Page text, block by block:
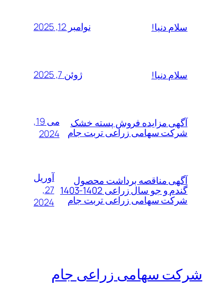
سلام دنیا! نوامبر 12, 2025
سلام دنیا! ژوئن 7, 2025
آگهی مزایده فروش پسته خشک
شرکت سهامی زراعی تربت جام
می 19,
2024
آگهی مناقصه برداشت محصول
گندم و جو سال زراعی 1402-1403
شرکت سهامی زراعی تربت جام
آوریل
27,
2024
شرکت سهامی زراعی جام